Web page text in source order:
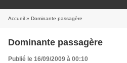
Accueil » Dominante passagère
Dominante passagère
Publié le 16/09/2009 à 00:10